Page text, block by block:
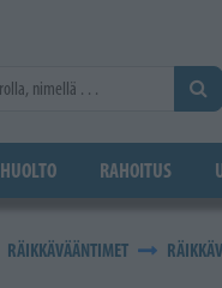
HUOLTO RAHOITUS
RÄIKKÄVÄÄNTIMET